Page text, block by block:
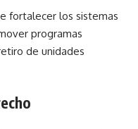
fortalecer los sistemas
programas
de unidades